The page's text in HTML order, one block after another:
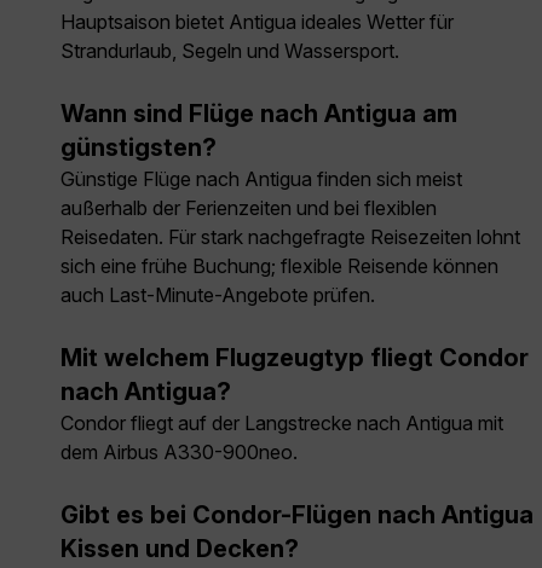
Hauptsaison bietet Antigua ideales Wetter für
Strandurlaub, Segeln und Wassersport.
Wann sind Flüge nach Antigua am
günstigsten?
Günstige Flüge nach Antigua finden sich meist
außerhalb der Ferienzeiten und bei flexiblen
Reisedaten. Für stark nachgefragte Reisezeiten lohnt
sich eine frühe Buchung; flexible Reisende können
auch Last-Minute-Angebote prüfen.
Mit welchem Flugzeugtyp fliegt Condor
nach Antigua?
Condor fliegt auf der Langstrecke nach Antigua mit
dem Airbus A330-900neo.
Gibt es bei Condor-Flügen nach Antigua
Kissen und Decken?